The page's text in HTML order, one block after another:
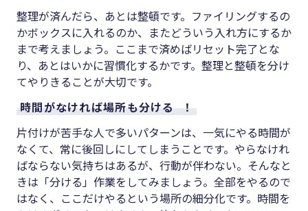
整理が済んだら、あとは整頓です。ファイリングするの
かボックスに入れるのか、またどういう入れ方にするか
まで考えましょう。ここまで済めばリセット完了とな
り、あとはいかに習慣化するかです。整理と整頓を分け
てやりきることが大切です。
時間がなければ場所も分ける ！
片付けが苦手な人で多いパターンは、一気にやる時間が
なくて、常に後回しにしてしまうことです。やらなけれ
ばならない気持ちはあるが、行動が伴わない。そんなと
きは「分ける」作業をしてみましょう。全部をやるので
はなく、ここだけやるという場所の細分化です。時間を